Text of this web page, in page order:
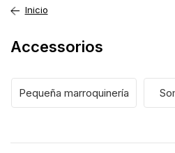
Inicio
Accessorios
Pequeña marroquinería